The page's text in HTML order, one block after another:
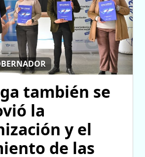
también se
la
y el
de las